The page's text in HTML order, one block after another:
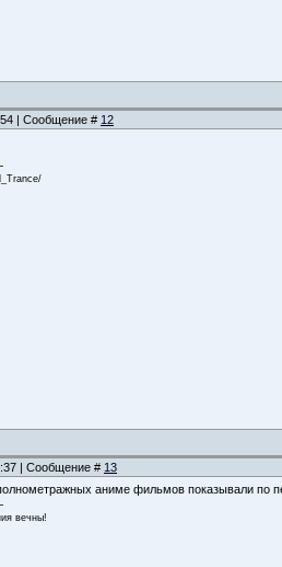
| Сообщение # 12
| Сообщение # 13
аниме фильмов показывали по
вечны!